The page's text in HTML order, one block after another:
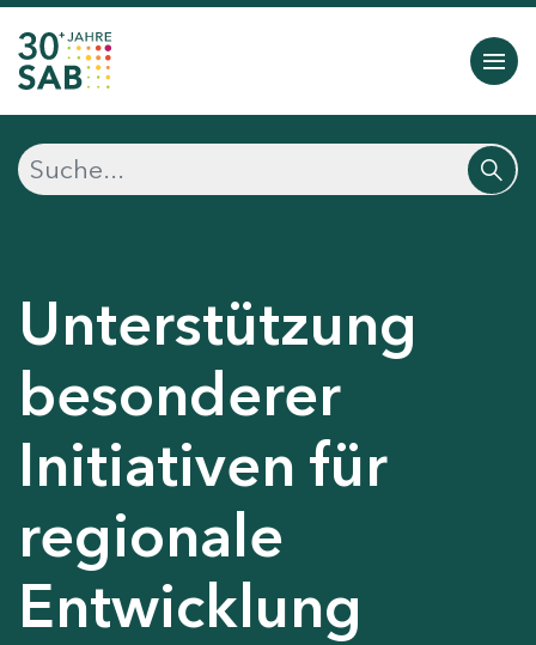
Unterstützung
besonderer
Initiativen für
regionale
Entwicklung